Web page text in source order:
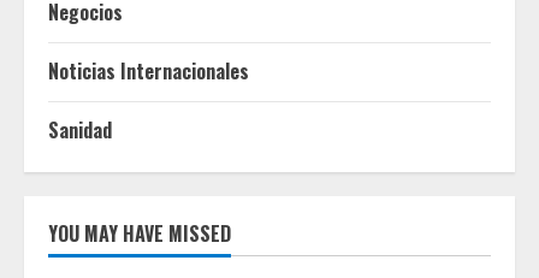
Negocios
Noticias Internacionales
Sanidad
YOU MAY HAVE MISSED